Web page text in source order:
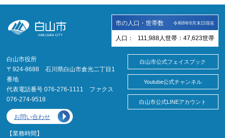
市の人口・世帯数 令和8年6月末日現在
人口： 111,988 人 世帯： 47,623世帯
白山市役所
〒924-8688 石川県白山市倉光二丁目1
番地
代表電話番号 076-276-1111 ファクス
076-274-9518
お問い合わせ
【業務時間】
白山市公式フェイスブック
Youtube公式チャンネル
白山市公式LINEアカウント